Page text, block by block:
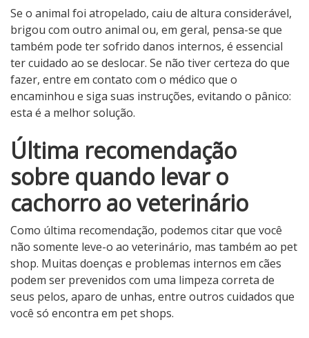
Se o animal foi atropelado, caiu de altura considerável,
brigou com outro animal ou, em geral, pensa-se que
também pode ter sofrido danos internos, é essencial
ter cuidado ao se deslocar. Se não tiver certeza do que
fazer, entre em contato com o médico que o
encaminhou e siga suas instruções, evitando o pânico:
esta é a melhor solução.
Última recomendação
sobre quando levar o
cachorro ao veterinário
Como última recomendação, podemos citar que você
não somente leve-o ao veterinário, mas também ao pet
shop. Muitas doenças e problemas internos em cães
podem ser prevenidos com uma limpeza correta de
seus pelos, aparo de unhas, entre outros cuidados que
você só encontra em pet shops.